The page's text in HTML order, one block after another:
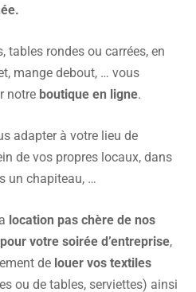
tables rondes ou carrées, en
mange debout, … vous
notre boutique en ligne.
adapter à votre lieu de
de vos propres locaux, dans
un chapiteau, …
location pas chère de nos
votre soirée d’entreprise,
de louer vos textiles
ou de tables, serviettes) ainsi